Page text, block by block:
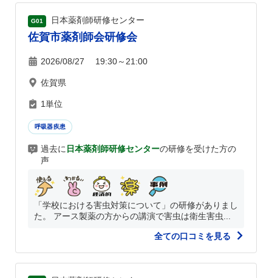
G01 日本薬剤師研修センター
佐賀市薬剤師会研修会
2026/08/27 19:30～21:00
佐賀県
1単位
呼吸器疾患
過去に 日本薬剤師研修センターの研修を受けた方の
声
「学校における害虫対策について」の研修がありまし
た。 アース製薬の方からの講演で害虫は衛生害虫...
全ての口コミを見る